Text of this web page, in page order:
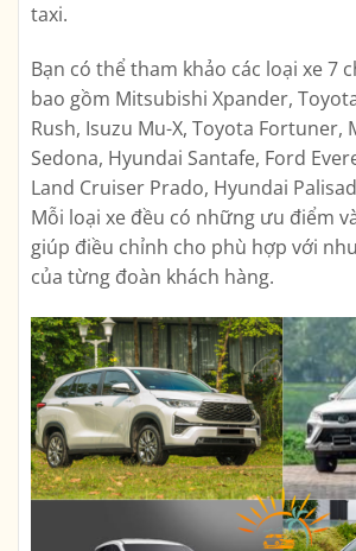
taxi.
Bạn có thể tham khảo các loại xe 7
bao gồm Mitsubishi Xpander,
Rush, Isuzu Mu-X, Toyota Fortuner,
Sedona, Hyundai Santafe, Ford
Land Cruiser Prado, Hyundai
Mỗi loại xe đều có những ưu điểm
giúp điều chỉnh cho phù hợp với
của từng đoàn khách hàng.